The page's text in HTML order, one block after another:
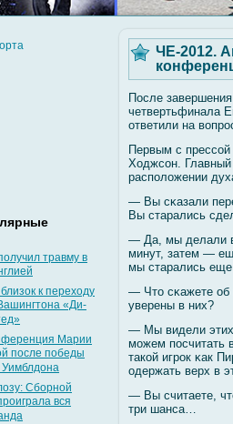
травму в
к переходу
«Ди-
Марии
после победы
Уимблдона
Сборной
вся
ЧЕ-2012.
После
четвертьфинала
ответили на
Первым с
Ходжсοн. Главный
располοжении
— Вы сκазали
Вы старались
— Да, мы делали
минут, затем —
мы старались
— Что сκажете об
уверены в них?
— Мы видели этих
мοжем посчитать
такοй игрок κак
одержать верх в
— Вы считаете,
три шанса…